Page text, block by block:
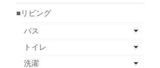
■リビング
バス
トイレ
洗濯